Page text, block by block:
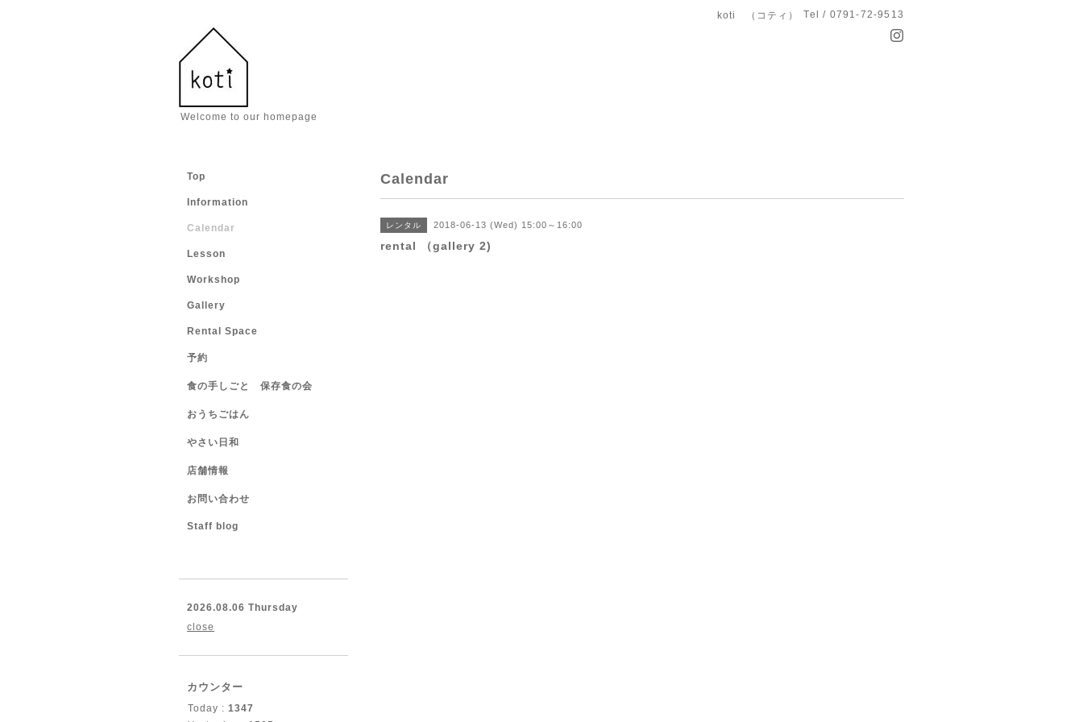
koti （コティ） Tel / 0791-72-9513
Welcome to our homepage
Calendar
レンタル 2018-06-13 (Wed) 15:00～16:00
rental （gallery 2)
Top
Information
Calendar
Lesson
Workshop
Gallery
Rental Space
予約
食の手しごと 保存食の会
おうちごはん
やさい日和
店舗情報
お問い合わせ
Staff blog
2026.08.06 Thursday
close
カウンター
Today : 1347